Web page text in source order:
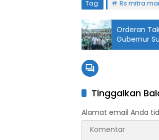
Tag: Rs mitra
Orderan
Gubernur
Tinggalkan
Alamat email Anda